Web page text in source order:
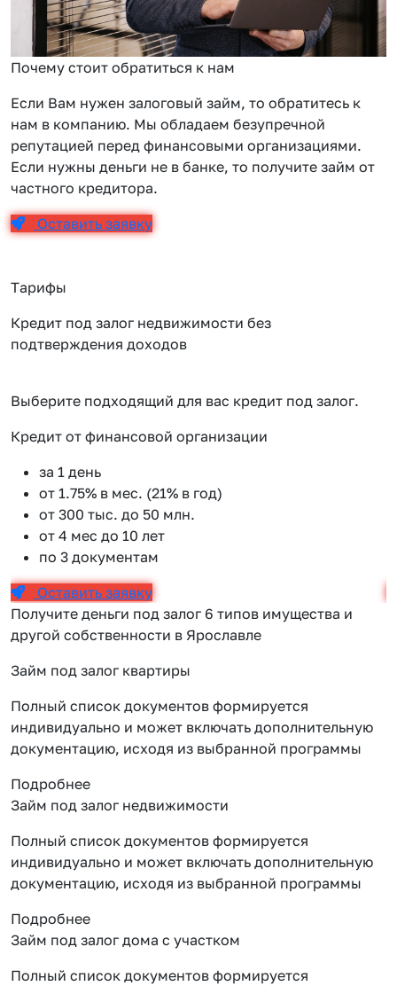
Почему стоит обратиться к нам
Если Вам нужен залоговый займ, то обратитесь к
нам в компанию. Мы обладаем безупречной
репутацией перед финансовыми организациями.
Если нужны деньги не в банке, то получите займ от
частного кредитора.
Оставить заявку
Тарифы
Кредит под залог недвижимости без
подтверждения доходов
Выберите подходящий для вас кредит под залог.
Кредит от финансовой организации
за 1 день
от 1.75% в мес. (21% в год)
от 300 тыс. до 50 млн.
от 4 мес до 10 лет
по 3 документам
Оставить заявку
Получите деньги под залог 6 типов имущества и
другой собственности в Ярославле
Займ под залог квартиры
Полный список документов формируется
индивидуально и может включать дополнительную
документацию, исходя из выбранной программы
Подробнее
Займ под залог недвижимости
Полный список документов формируется
индивидуально и может включать дополнительную
документацию, исходя из выбранной программы
Подробнее
Займ под залог дома с участком
Полный список документов формируется